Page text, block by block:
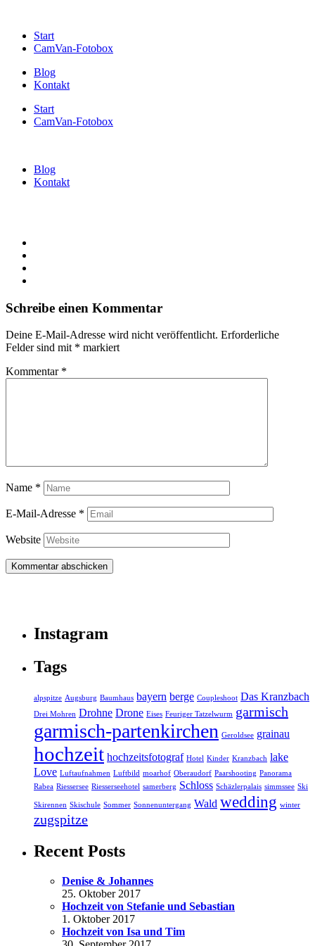
Start
CamVan-Fotobox
Blog
Kontakt
Start
CamVan-Fotobox
Blog
Kontakt
Schreibe einen Kommentar
Deine E-Mail-Adresse wird nicht veröffentlicht. Erforderliche
Felder sind mit * markiert
Kommentar *
Name *
E-Mail-Adresse *
Website
Instagram
Tags
alpspitze Augsburg Baumhaus bayern berge Coupleshoot Das Kranzbach
Drei Mohren Drohne Drone Eises Feuriger Tatzelwurm garmisch
garmisch-partenkirchen Geroldsee grainau
hochzeit hochzeitsfotograf Hotel Kinder Kranzbach lake
Love Luftaufnahmen Luftbild moarhof Oberaudorf Paarshooting Panorama
Rabea Riessersee Riesserseehotel samerberg Schloss Schäzlerpalais simmssee Ski
Skirennen Skischule Sommer Sonnenuntergang Wald wedding winter
zugspitze
Recent Posts
Denise & Johannes
25. Oktober 2017
Hochzeit von Stefanie und Sebastian
1. Oktober 2017
Hochzeit von Isa und Tim